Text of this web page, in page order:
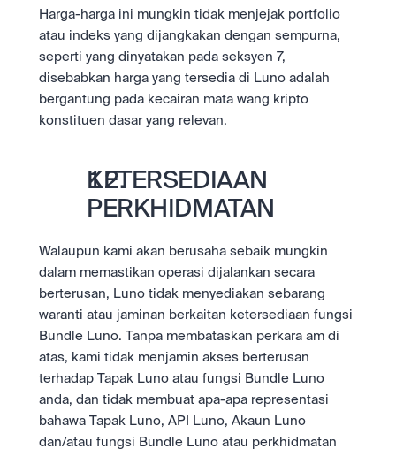
Harga-harga ini mungkin tidak menjejak portfolio
atau indeks yang dijangkakan dengan sempurna,
seperti yang dinyatakan pada seksyen 7,
disebabkan harga yang tersedia di Luno adalah
bergantung pada kecairan mata wang kripto
konstituen dasar yang relevan.
KETERSEDIAAN
PERKHIDMATAN
Walaupun kami akan berusaha sebaik mungkin
dalam memastikan operasi dijalankan secara
berterusan, Luno tidak menyediakan sebarang
waranti atau jaminan berkaitan ketersediaan fungsi
Bundle Luno. Tanpa membataskan perkara am di
atas, kami tidak menjamin akses berterusan
terhadap Tapak Luno atau fungsi Bundle Luno
anda, dan tidak membuat apa-apa representasi
bahawa Tapak Luno, API Luno, Akaun Luno
dan/atau fungsi Bundle Luno atau perkhidmatan